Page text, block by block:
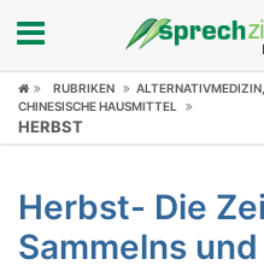
Fokus
Symptome
RUBRIKEN
CHINESISCHE HAUSMITTEL
HERBST
Herbst- Die
Sammelns